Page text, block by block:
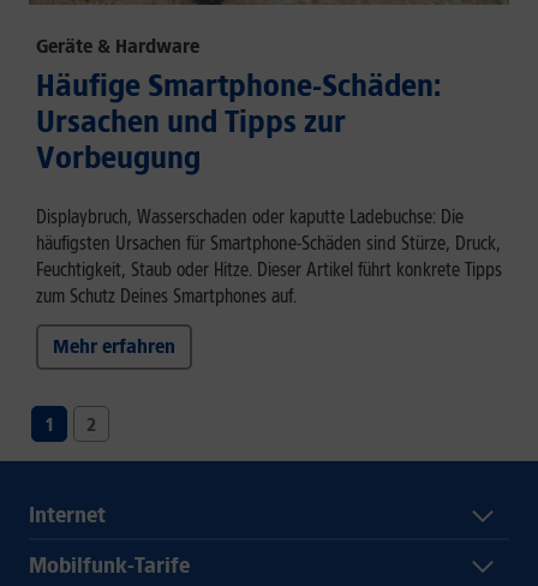
Geräte & Hardware
Häufige Smartphone-Schäden:
Ursachen und Tipps zur
Vorbeugung
Displaybruch, Wasserschaden oder kaputte Ladebuchse: Die
häufigsten Ursachen für Smartphone-Schäden sind Stürze, Druck,
Feuchtigkeit, Staub oder Hitze. Dieser Artikel führt konkrete Tipps
zum Schutz Deines Smartphones auf.
Mehr erfahren
1 2
Internet
Mobilfunk-Tarife